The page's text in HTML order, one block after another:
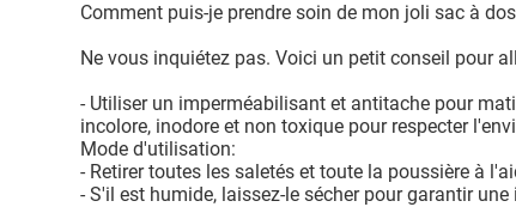
Comment puis-je prendre soin de mon joli sac à
Ne vous inquiétez pas. Voici un petit conseil pour
- Utiliser un imperméabilisant et antitache pour
incolore, inodore et non toxique pour respecter
Mode d'utilisation:
- Retirer toutes les saletés et toute la poussière à
- S'il est humide, laissez-le sécher pour garantir